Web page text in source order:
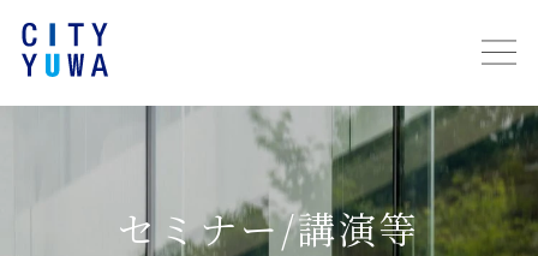
セミナー/講演等